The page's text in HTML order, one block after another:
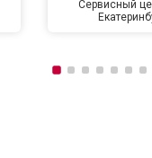
Сервисный